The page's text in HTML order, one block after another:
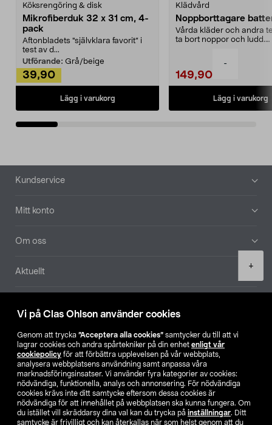
Vi på Clas Ohlson använder cookies
Genom att trycka ”Acceptera alla cookies” samtycker du till att vi
lagrar cookies och andra spårtekniker på din enhet enligt vår
cookiepolicy för att förbättra upplevelsen på vår webbplats,
analysera webbplatsens användning samt anpassa våra
marknadsföringsinsatser. Vi använder fyra kategorier av cookies:
nödvändiga, funktionella, analys och annonsering. För nödvändiga
cookies krävs inte ditt samtycke eftersom dessa cookies är
nödvändiga för att innehållet på webbplatsen ska kunna fungera. Om
du istället vill skräddarsy dina val kan du trycka på inställningar. Ditt
samtycke är frivilligt och kan återkallas när som helst genom att du
-
+
Köksrengöring & disk
Mikrofiberduk 32 x 31 cm, 4-
pack
Aftonbladets "självklara favorit” i
test av d...
Utförande: Grå/beige
39,90
Lägg i varukorg
Klädvård
Noppborttagare
Vårda kläder och andra
ta bort noppor och ludd.
149,90
Lägg i varukorg
Sidfot
Kundservice
Mitt konto
Om oss
Aktuellt
Hitta butik
SE NO FI